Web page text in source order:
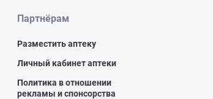
Партнёрам
Разместить аптеку
Личный кабинет аптеки
Политика в отношении
рекламы и спонсорства